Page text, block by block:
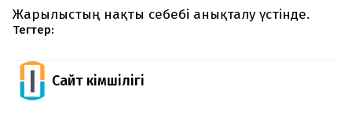
Жарылыстың нақты себебі анықталу үстінде.
Тегтер:
Сайт Әкімшілігі